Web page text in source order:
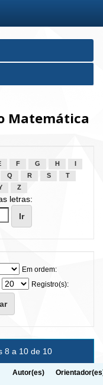
Matemática
F G H
Q R S
T
Z
letras:
Em ordem:
Registro(s):
8 a 10 de 10
Autor(es)